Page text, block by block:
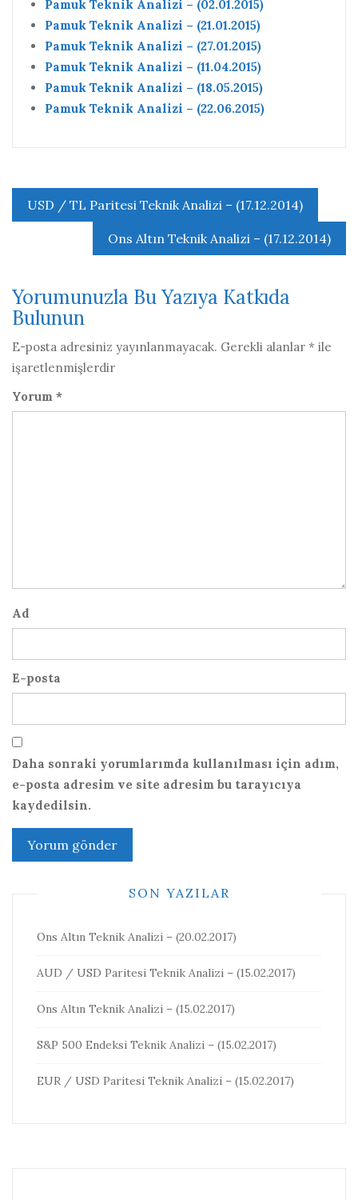
Pamuk Teknik Analizi – (02.01.2015)
Pamuk Teknik Analizi – (21.01.2015)
Pamuk Teknik Analizi – (27.01.2015)
Pamuk Teknik Analizi – (11.04.2015)
Pamuk Teknik Analizi – (18.05.2015)
Pamuk Teknik Analizi – (22.06.2015)
Yazı
gezinmesi
USD / TL Paritesi Teknik Analizi – (17.12.2014)
Ons Altın Teknik Analizi – (17.12.2014)
Yorumunuzla Bu Yazıya Katkıda
Bulunun
E-posta adresiniz yayınlanmayacak. Gerekli alanlar * ile
işaretlenmişlerdir
Yorum *
Ad
E-posta
Daha sonraki yorumlarımda kullanılması için adım,
e-posta adresim ve site adresim bu tarayıcıya
kaydedilsin.
SON YAZILAR
Ons Altın Teknik Analizi – (20.02.2017)
AUD / USD Paritesi Teknik Analizi – (15.02.2017)
Ons Altın Teknik Analizi – (15.02.2017)
S&P 500 Endeksi Teknik Analizi – (15.02.2017)
EUR / USD Paritesi Teknik Analizi – (15.02.2017)